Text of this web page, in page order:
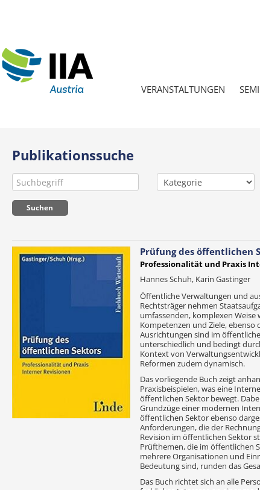
VERANSTALTUNGEN
Publikationssuche
Prüfung des öffentlichen
Professionalität und Praxis
Hannes Schuh, Karin Gastinger
Öffentliche Verwaltungen und
Rechtsträger nehmen
umfassenden, komplexen Weise
Kompetenzen und Ziele, ebenso
Ausrichtungen sind im
unterschiedlich und bedingt
Kontext von
Reformen zudem dynamisch.
Das vorliegende Buch zeigt
Praxisbeispielen, was eine
öffentlichen Sektor bewegt.
Grundzüge einer modernen
öffentlichen Sektor ebenso
Anforderungen, die der
Revision im öffentlichen Sektor
Prüfthemen, die im öffentlichen
mehrere Organisationen und
Bedeutung sind, runden das
Das Buch richtet sich an alle